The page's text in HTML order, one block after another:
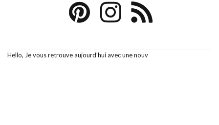
Hello, Je vous retrouve aujourd’hui avec une nouv